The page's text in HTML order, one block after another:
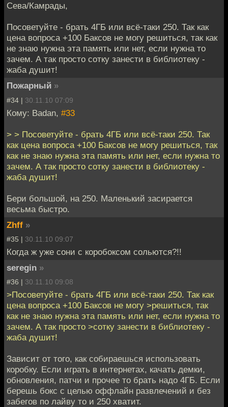
Сева/Камрады,
Посоветуйте - брать 4ГБ или всё-таки 250. Так как
цена вопроса +100 Баксов не могу решиться, так как
не знаю нужна эта память или нет, если нужна то
зачем. А так просто сотку занести в библиотеку -
жаба душит!
Пожарный »
#34 | 30.11.10 07:09
Кому: Badan, #33
> > Посоветуйте - брать 4ГБ или всё-таки 250. Так
как цена вопроса +100 Баксов не могу решиться, так
как не знаю нужна эта память или нет, если нужна то
зачем. А так просто сотку занести в библиотеку -
жаба душит!
Бери большой, на 250. Маленький засирается
весьма быстро.
Zhff »
#35 | 30.11.10 09:07
Когда ж уже сони с коробоксом сольются?!!
seregin »
#36 | 30.11.10 09:08
>Посоветуйте - брать 4ГБ или всё-таки 250. Так как
цена вопроса +100 Баксов не могу >решиться, так
как не знаю нужна эта память или нет, если нужна то
зачем. А так просто >сотку занести в библиотеку -
жаба душит!
Зависит от того, как собираешься использовать
коробку. Если играть в интернетах, качать демки,
обновления, патчи и прочее то брать надо 4ГБ. Если
берешь бокс с целью оффлайн развлечений и без
забегов по лайву то и 250 хватит.